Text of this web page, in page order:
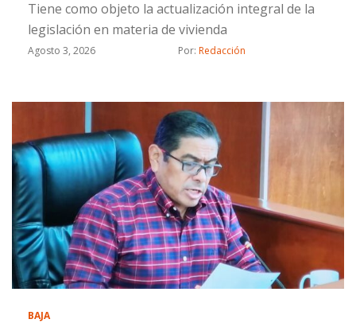
Tiene como objeto la actualización integral de la
legislación en materia de vivienda
Agosto 3, 2026 Por: Redacción
BAJA